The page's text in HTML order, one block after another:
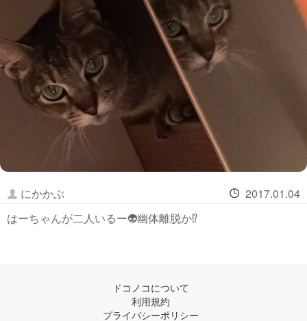
にかかぶ
2017.01.04
はーちゃんが二人いるー👽幽体離脱か⁉
ドコノコについて
利用規約
プライバシーポリシー